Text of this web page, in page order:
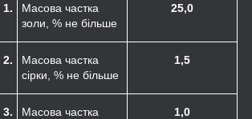
1.
Масова частка
золи, % не більше
25,0
2.
Масова частка
сірки, % не більше
1,5
3.
Масова частка
1,0